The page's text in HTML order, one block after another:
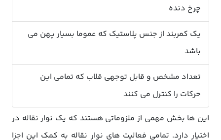
چرخ دنده
یک کمربند از جنس پلاستیک که عموما بسیار پهن می
باشد
تعداد مشخص و قابل توجهی قلاب که تمامی این
حرکات را کنترل می کنند
این ها بخش مهمی از ملزوماتی هستند که یک نوار نقاله در
اختیار دارد. تمامی فعالیت های نوار نقاله به کمک این اجزا